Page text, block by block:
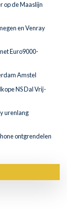
op de Maaslijn
en Venray
Euro9000-
Amstel
NS Dal Vrij-
urenlang
ontgrendelen